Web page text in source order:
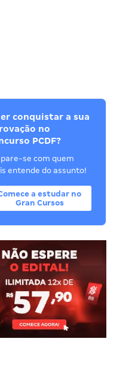
conquistar a sua
no
PCDF?
se com quem
entende do assunto!
a estudar no
Gran Cursos